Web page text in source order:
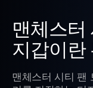
맨체스터
지갑이란
맨체스터 시티 팬